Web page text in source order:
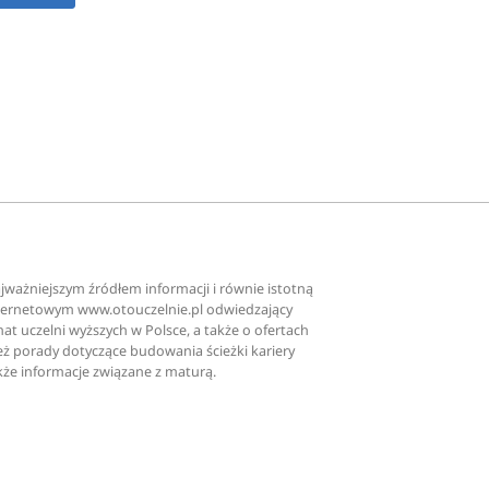
źródłem informacji i równie istotną
www.otouczelnie.pl odwiedzający
uczelni wyższych w Polsce, a także o ofertach
porady dotyczące budowania ścieżki kariery
informacje związane z maturą.